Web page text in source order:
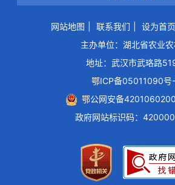
网站地图 联系我们 设为首页
主办单位：湖北省农业
地址：武汉市武珞路
鄂ICP备05011090号
鄂公网安备
政府网站标识码：